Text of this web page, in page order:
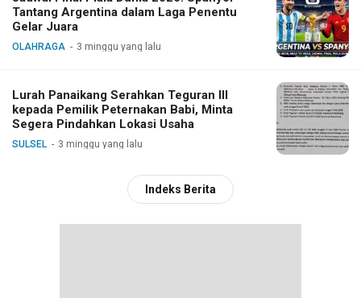
Tantang Argentina dalam Laga Penentu
Gelar Juara
OLAHRAGA 3 minggu yang lalu
Lurah Panaikang Serahkan Teguran III
kepada Pemilik Peternakan Babi, Minta
Segera Pindahkan Lokasi Usaha
SULSEL 3 minggu yang lalu
Indeks Berita